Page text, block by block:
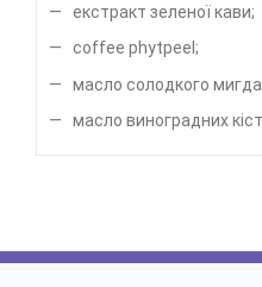
екстракт зеленої кави;
coffee phytpeel;
масло солодкого
масло виноградних